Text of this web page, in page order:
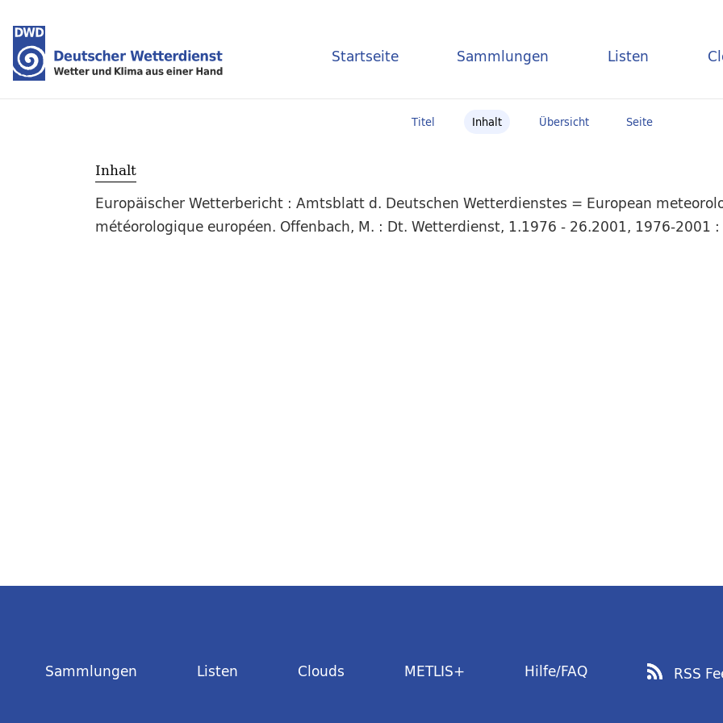
Startseite Sammlungen Listen
Titel Inhalt Übersicht Seite
Inhalt
Europäischer Wetterbericht : Amtsblatt d. Deutschen Wetterdienstes = European
météorologique européen. Offenbach, M. : Dt. Wetterdienst, 1.1976 - 26.2001, 1976-2001
Sammlungen Listen Clouds METLIS+ Hilfe/FAQ RSS